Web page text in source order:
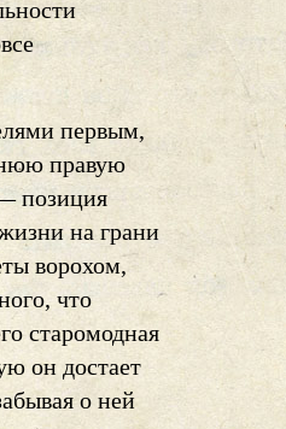
первым,
правую
позиция
на грани
ворохом,
что
старомодная
он достает
о ней